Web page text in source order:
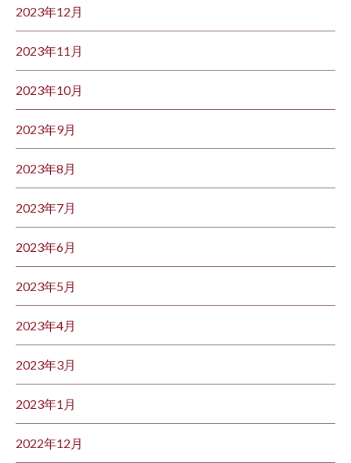
2023年12月
2023年11月
2023年10月
2023年9月
2023年8月
2023年7月
2023年6月
2023年5月
2023年4月
2023年3月
2023年1月
2022年12月